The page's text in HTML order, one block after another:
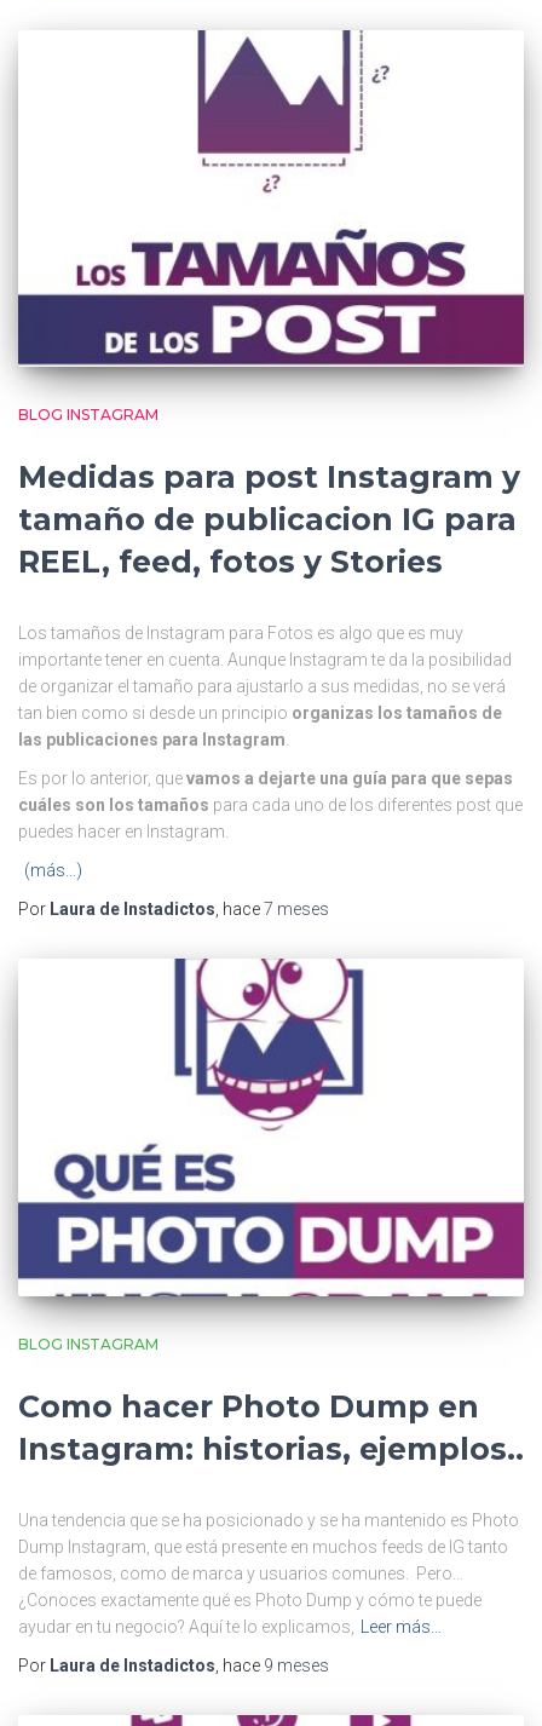
BLOG INSTAGRAM
Medidas para post Instagram y
tamaño de publicacion IG para
REEL, feed, fotos y Stories
Los tamaños de Instagram para Fotos es algo que es muy
importante tener en cuenta. Aunque Instagram te da la posibilidad
de organizar el tamaño para ajustarlo a sus medidas, no se verá
tan bien como si desde un principio organizas los tamaños de
las publicaciones para Instagram.
Es por lo anterior, quevamos a dejarte una guía para que sepas
cuáles son los tamaños para cada uno de los diferentes post que
puedes hacer en Instagram.
(más…)
Por Laura de Instadictos, hace7 meses
BLOG INSTAGRAM
Como hacer Photo Dump en
Instagram: historias, ejemplos..
Una tendencia que se ha posicionado y se ha mantenido es Photo
Dump Instagram, que está presente en muchos feeds de IG tanto
de famosos, como de marca y usuarios comunes. Pero…
¿Conoces exactamente qué es Photo Dump y cómo te puede
ayudar en tu negocio? Aquí te lo explicamos,
Leer más…
Por Laura de Instadictos , hace 9 meses